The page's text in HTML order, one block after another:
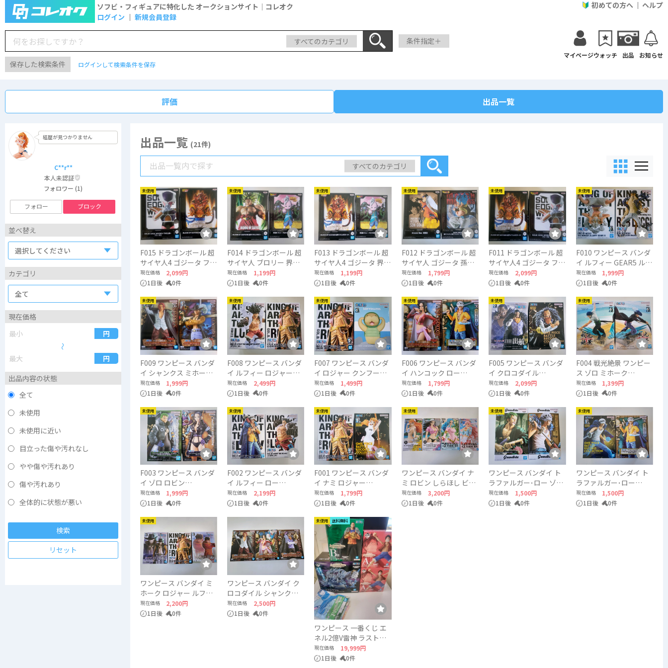
ソフビ・フィギュアに特化した オークションサイト｜コレオク
ログイン
新規会員登録
初めての方へ ヘルプ
すべてのカテゴリ 条件指定＋
保存した検索条件 ログインして検索条件を保存
マイページウォッチ 出品 お知らせ
評価 出品一覧
経歴が見つかりません
C**r**
本人未認証
フォロワー (1)
フォロー ブロック
並べ替え
カテゴリ
現在価格
〜
出品内容の状態
全て
未使用
未使用に近い
目立った傷や汚れなし
やや傷や汚れあり
傷や汚れあり
全体的に状態が悪い
リセット
検索
出品一覧 (21件)
すべてのカテゴリ
未使用
F015 ドラゴンボール 超
サイヤ人4 ゴジータ フリ
ーザ2 DRAGON BALL
BANDAI
現在価格
2,099円
1日後
0件
未使用
F014 ドラゴンボール 超
サイヤ人 ブロリー 界王
神 DRAGON BALL
BANDAI
現在価格
1,199円
1日後
0件
未使用
F013 ドラゴンボール 超
サイヤ人4 ゴジータ 界王
神 DRAGON BALL
BANDAI
現在価格
1,199円
1日後
0件
未使用
F012 ドラゴンボール 超
サイヤ人 ゴジータ 孫悟
空 DRAGON BALL
BANDAI
現在価格
1,799円
1日後
0件
未使用
F011 ドラゴンボール 超
サイヤ人4 ゴジータ フリ
ーザ2 DRAGON BALL
BANDAI
現在価格
2,099円
1日後
0件
未使用
F010 ワンピース バンダ
イ ルフィー GEAR5 ルシ
ー ONEPIECE BANDAI
現在価格
1,999円
1日後
0件
未使用
F009 ワンピース バンダ
イ シャンクス ミホーク
ONEPIECE BANDAI
現在価格
1,999円
1日後
0件
未使用
F008 ワンピース バンダ
イ ルフィー ロジャー
ONEPIECE BANDAI
現在価格
2,499円
1日後
0件
未使用
F007 ワンピース バンダ
イ ロジャー クンフージ
ュゴン ONEPIECE
BANDAI
現在価格
1,499円
1日後
0件
未使用
F006 ワンピース バンダ
イ ハンコック ロー
ONEPIECE BANDAI
現在価格
1,799円
1日後
0件
未使用
F005 ワンピース バンダ
イ クロコダイル
ONEPIECE BANDAI
現在価格
2,099円
1日後
0件
未使用
F004 戦光絶景 ワンピー
ス ゾロ ミホーク
ONEPIECE BANDAI
現在価格
1,399円
1日後
0件
未使用
F003 ワンピース バンダ
イ ゾロ ロビン
ONEPIECE BANDAI
現在価格
1,999円
1日後
0件
未使用
F002 ワンピース バンダ
イ ルフィー ロー
ONEPIECE BANDAI
現在価格
2,199円
1日後
0件
未使用
F001 ワンピース バンダ
イ ナミ ロジャー
ONEPIECE BANDAI
現在価格
1,799円
1日後
0件
未使用
ワンピース バンダイ ナ
ミ ロビン しらほし ビビ
ONEPIECE BANDAI
現在価格
3,200円
1日後
0件
未使用
ワンピース バンダイ ト
ラファルガー･ロー ゾロ
ONEPIECE BANDAI
現在価格
1,500円
1日後
0件
未使用
ワンピース バンダイ ト
ラファルガー･ロー
ONEPIECE BANDAI
現在価格
1,500円
1日後
0件
未使用
ワンピース バンダイ ミ
ホーク ロジャー ルフィ
ー ONEPIECE BANDAI
現在価格
2,200円
1日後
0件
ワンピース バンダイ ク
ロコダイル シャンクス
ボア･ハンコック
ONEPIECE BANDAI
現在価格
2,500円
1日後
0件
未使用 送料無料
ワンピース 一番くじ エ
ネル2億V雷神 ラストワ
ン A賞×2 B賞 タオル
現在価格
19,999円
1日後
0件